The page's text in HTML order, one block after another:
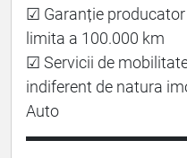
☑ Garanție
limita a 100.000 km
☑ Servicii de
indiferent de natura
Auto